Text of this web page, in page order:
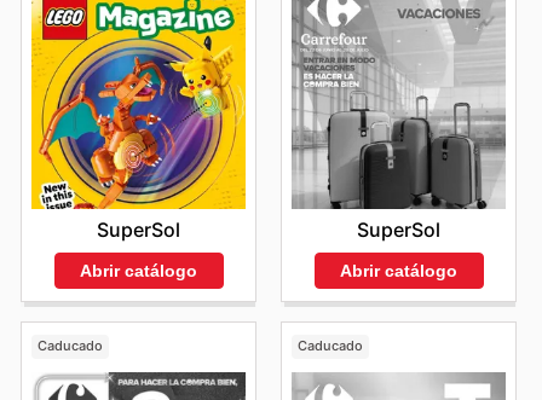
SuperSol
Abrir catálogo
SuperSol
Abrir catálogo
Caducado Caducado